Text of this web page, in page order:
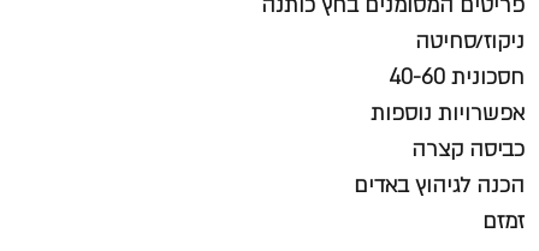
ניקוז/סחיטה
חסכונית 40-60
אפשרויות נוספות
כביסה קצרה
הכנה לגיהוץ באדים
זמזם